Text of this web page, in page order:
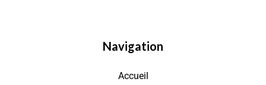
Navigation
Accueil